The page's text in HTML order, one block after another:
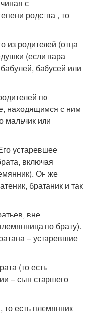
с
родства , то
из родителей (отца
(если пара
бабусей или
по
находящимся с ним
мальчик или
устаревшее
включая
Он же
братаник и так
вне
по брату).
– устаревшие
(то есть
– сын старшего
то есть племянник